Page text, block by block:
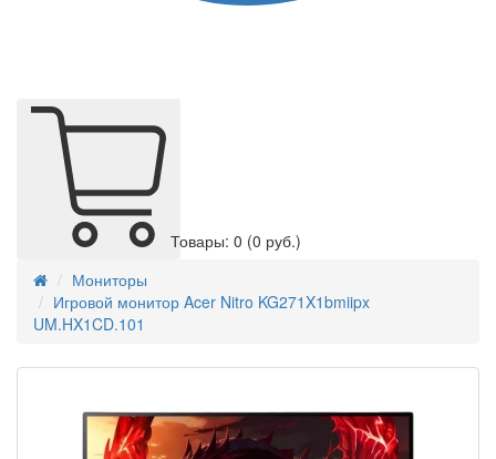
Товары: 0 (0 руб.)
Мониторы
Игровой монитор Acer Nitro KG271X1bmiipx
UM.HX1CD.101